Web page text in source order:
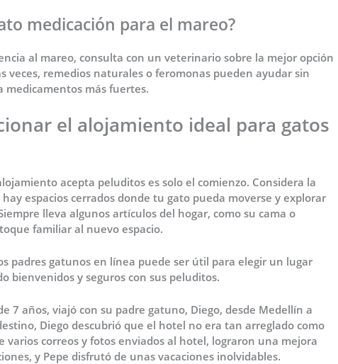
medicación para el mareo?
al mareo, consulta con un veterinario sobre la mejor opción
veces, remedios naturales o feromonas pueden ayudar sin
medicamentos más fuertes.
el alojamiento ideal para gatos
acepta peluditos es solo el comienzo. Considera la
espacios cerrados donde tu gato pueda moverse y explorar
lleva algunos artículos del hogar, como su cama o
familiar al nuevo espacio.
padres gatunos en línea puede ser útil para elegir un lugar
bienvenidos y seguros con sus peluditos.
7 años, viajó con su padre gatuno, Diego, desde Medellín a
Diego descubrió que el hotel no era tan arreglado como
varios correos y fotos enviados al hotel, lograron una mejora
y Pepe disfrutó de unas vacaciones inolvidables.